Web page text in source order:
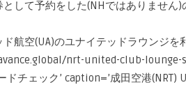
して予約をした(NHではありません)
航空(UA)のユナイテッドラウンジを
nrt-united-club-lounge-
チェック’ caption=’成田空港